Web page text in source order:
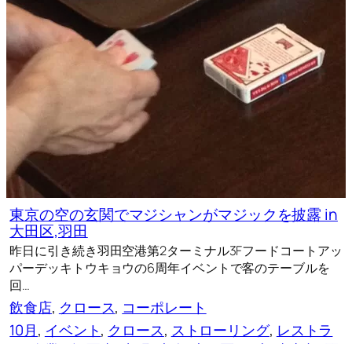
東京の空の玄関でマジシャンがマジックを披露 in
大田区,羽田
昨日に引き続き羽田空港第2ターミナル3Fフードコートアッ
パーデッキトウキョウの6周年イベントで客のテーブルを
回…
飲食店, クロース, コーポレート
10月, イベント, クロース, ストローリング, レストラ